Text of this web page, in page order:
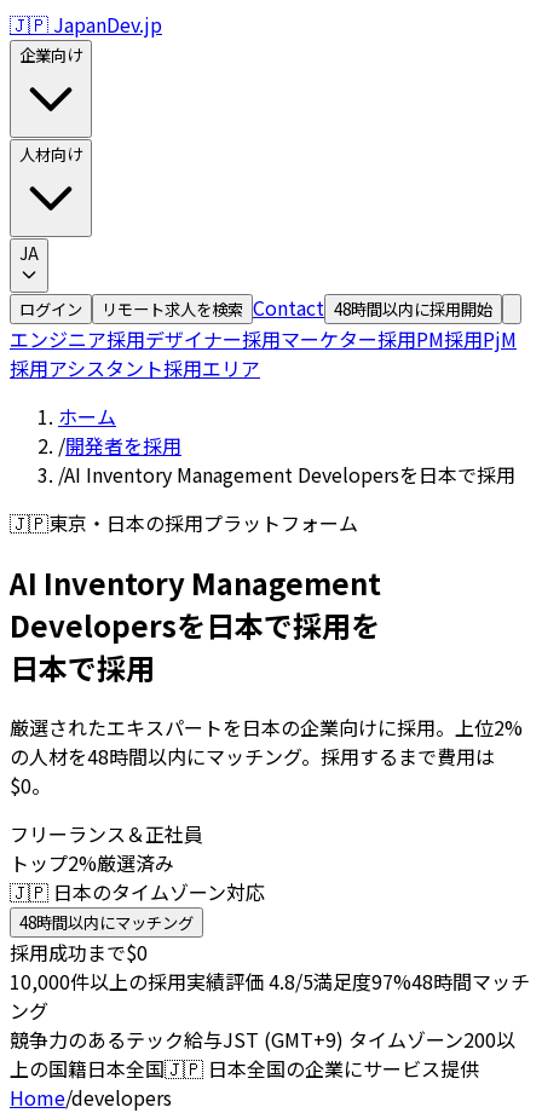
🇯🇵 JapanDev.jp
企業向け
人材向け
JA
ログイン リモート求人を検索 Contact 48時間以内に採用開始
エンジニア採用デザイナー採用マーケター採用PM採用PjM
採用アシスタント採用エリア
ホーム
/開発者を採用
/AI Inventory Management Developersを日本で採用
🇯🇵東京・日本の採用プラットフォーム
AI Inventory Management
Developersを日本で採用を
日本で採用
厳選されたエキスパートを日本の企業向けに採用。上位2%
の人材を48時間以内にマッチング。採用するまで費用は
$0。
フリーランス＆正社員
トップ2%厳選済み
🇯🇵 日本のタイムゾーン対応
48時間以内にマッチング
採用成功まで$0
10,000件以上の採用実績評価 4.8/5満足度97%48時間マッチ
ング
競争力のあるテック給与JST (GMT+9) タイムゾーン200以
上の国籍日本全国🇯🇵 日本全国の企業にサービス提供
Home/developers